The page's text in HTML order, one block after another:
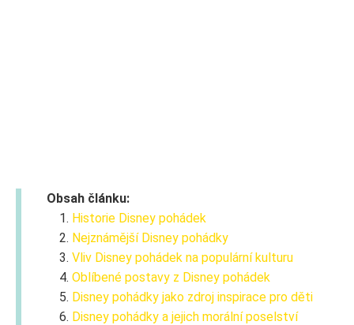
Obsah článku:
Historie Disney pohádek
Nejznámější Disney pohádky
Vliv Disney pohádek na populární kulturu
Oblíbené postavy z Disney pohádek
Disney pohádky jako zdroj inspirace pro děti
Disney pohádky a jejich morální poselství